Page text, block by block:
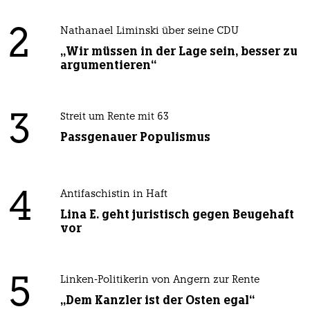
2 Nathanael Liminski über seine CDU
„Wir müssen in der Lage sein, besser zu
argumentieren“
3 Streit um Rente mit 63
Passgenauer Populismus
4 Antifaschistin in Haft
Lina E. geht juristisch gegen Beugehaft
vor
5 Linken-Politikerin von Angern zur Rente
„Dem Kanzler ist der Osten egal“